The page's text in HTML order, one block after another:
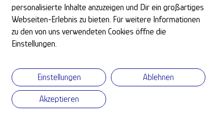
Passwort
+
personalisierte Inhalte anzuzeigen und Dir ein großartiges
Webseiten-Erlebnis zu bieten. Für weitere Informationen
zu den von uns verwendeten Cookies öffne die
Einstellungen.
Einstellungen Ablehnen
Akzeptieren